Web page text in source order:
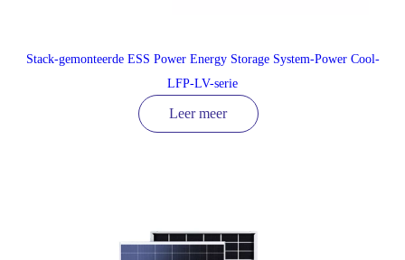
Stack-gemonteerde ESS Power Energy Storage System-Power Cool-
LFP-LV-serie
Leer meer